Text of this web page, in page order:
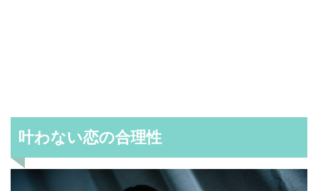
叶わない恋の合理性